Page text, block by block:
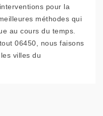
pour la
méthodes qui
au cours du temps.
06450, nous faisons
villes du